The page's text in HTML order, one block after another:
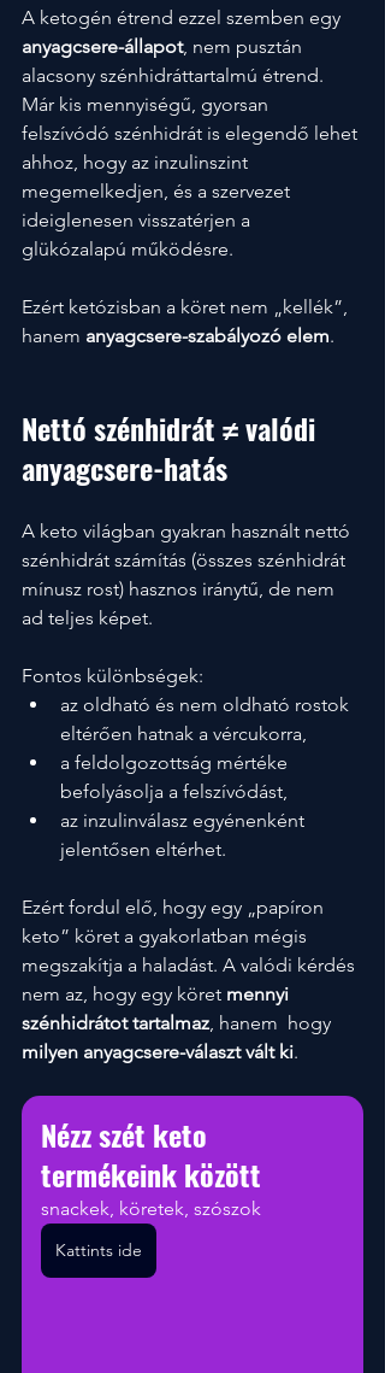
A ketogén étrend ezzel szemben egy
anyagcsere-állapot, nem pusztán
alacsony szénhidráttartalmú étrend.
Már kis mennyiségű, gyorsan
felszívódó szénhidrát is elegendő lehet
ahhoz, hogy az inzulinszint
megemelkedjen, és a szervezet
ideiglenesen visszatérjen a
glükózalapú működésre.
Ezért ketózisban a köret nem „kellék”,
hanem anyagcsere-szabályozó elem.
Nettó szénhidrát ≠ valódi
anyagcsere-hatás
A keto világban gyakran használt nettó
szénhidrát számítás (összes szénhidrát
mínusz rost) hasznos iránytű, de nem
ad teljes képet.
Fontos különbségek:
az oldható és nem oldható rostok
eltérően hatnak a vércukorra,
a feldolgozottság mértéke
befolyásolja a felszívódást,
az inzulinválasz egyénenként
jelentősen eltérhet.
Ezért fordul elő, hogy egy „papíron
keto” köret a gyakorlatban mégis
megszakítja a haladást. A valódi kérdés
nem az, hogy egy köret mennyi
szénhidrátot tartalmaz, hanem  hogy
milyen anyagcsere-választ vált ki.
Nézz szét keto
termékeink között
snackek, köretek, szószok
Kattints ide